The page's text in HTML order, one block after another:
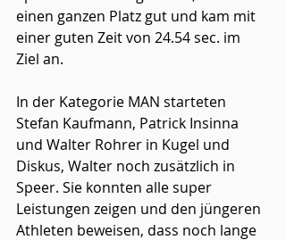
einen ganzen Platz gut und kam mit
einer guten Zeit von 24.54 sec. im
Ziel an.
In der Kategorie MAN starteten
Stefan Kaufmann, Patrick Insinna
und Walter Rohrer in Kugel und
Diskus, Walter noch zusätzlich in
Speer. Sie konnten alle super
Leistungen zeigen und den jüngeren
Athleten beweisen, dass noch lange